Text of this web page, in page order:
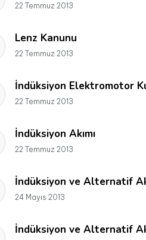
22 Temmuz 2013
Lenz Kanunu
22 Temmuz 2013
İndüksiyon Elektromotor
22 Temmuz 2013
İndüksiyon Akımı
22 Temmuz 2013
İndüksiyon ve Alternatif
24 Mayıs 2013
İndüksiyon ve Alternatif